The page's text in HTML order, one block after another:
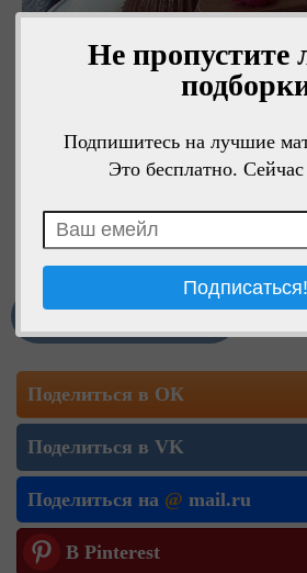
Не пропустите
Подпишитесь на лучшие
Это бесплатно. Сейчас
Мне нравится
Поделиться в ОК
Поделиться в VK
Поделиться на @ mail.ru
В Pinterest